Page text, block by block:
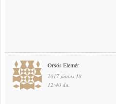
Orsós Elemér
2017 június 18
12:40 du.